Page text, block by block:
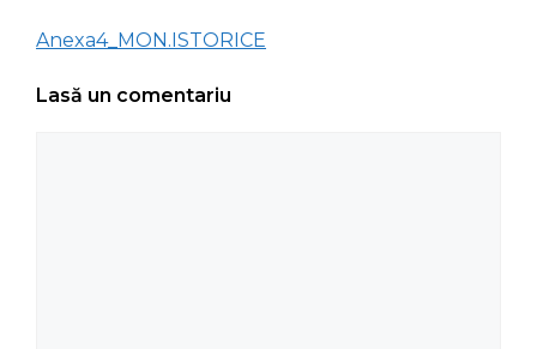
Anexa4_MON.ISTORICE
Lasă un comentariu